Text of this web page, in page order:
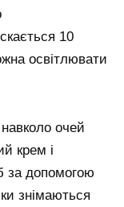
10
освітлювати
очей
крем і
за допомогою
знімаються